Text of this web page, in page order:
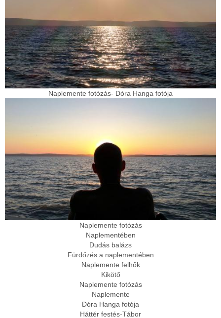
Naplemente fotózás- Dóra Hanga fotója
Naplemente fotózás
Naplementében
Dudás balázs
Fürdőzés a naplementében
Naplemente felhők
Kikötő
Naplemente fotózás
Naplemente
Dóra Hanga fotója
Háttér festés-Tábor